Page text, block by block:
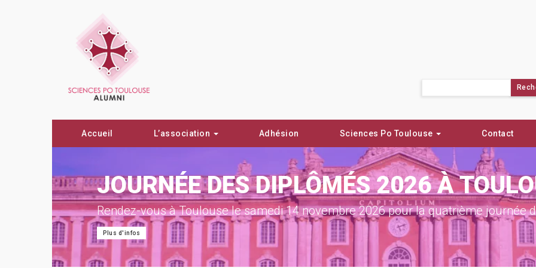
Accueil L’association Adhésion Sciences Po Toulouse Contact
JOURNÉE DES DIPLÔMÉS 2026 À
Rendez-vous à Toulouse le samedi 14 novembre 2026 pour la quatrième journée
Plus d'infos